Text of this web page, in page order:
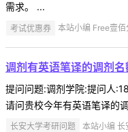
需求。 ...
考试优惠券 本站小编 Free壹
调剂有英语笔译的调剂名
提问问题:调剂学院:提问人
请问贵校今年有英语笔译的
长安大学考研问题 本站小编